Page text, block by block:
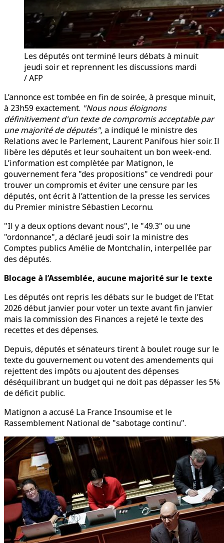
Les députés ont terminé leurs débats à minuit
jeudi soir et reprennent les discussions mardi
/ AFP
L’annonce est tombée en fin de soirée, à presque minuit,
à 23h59 exactement. "Nous nous éloignons
définitivement d'un texte de compromis acceptable par
une majorité de députés",a indiqué le ministre des
Relations avec le Parlement, Laurent Panifous hier soir. Il
libère les députés et leur souhaitent un bon week-end.
L’information est complètée par Matignon, le
gouvernement fera "des propositions" ce vendredi pour
trouver un compromis et éviter une censure par les
députés, ont écrit à l’attention de la presse les services
du Premier ministre Sébastien Lecornu.
"Il y a deux options devant nous", le "49.3" ou une
"ordonnance", a déclaré jeudi soir la ministre des
Comptes publics Amélie de Montchalin, interpellée par
des députés.
Blocage à l’Assemblée, aucune majorité sur le texte
Les députés ont repris les débats sur le budget de l’Etat
2026 début janvier pour voter un texte avant fin janvier
mais la commission des Finances a rejeté le texte des
recettes et des dépenses.
Depuis, députés et sénateurs tirent à boulet rouge sur le
texte du gouvernement ou votent des amendements qui
rejettent des impôts ou ajoutent des dépenses
déséquilibrant un budget qui ne doit pas dépasser les 5%
de déficit public.
Matignon a accusé La France Insoumise et le
Rassemblement National de "sabotage continu".